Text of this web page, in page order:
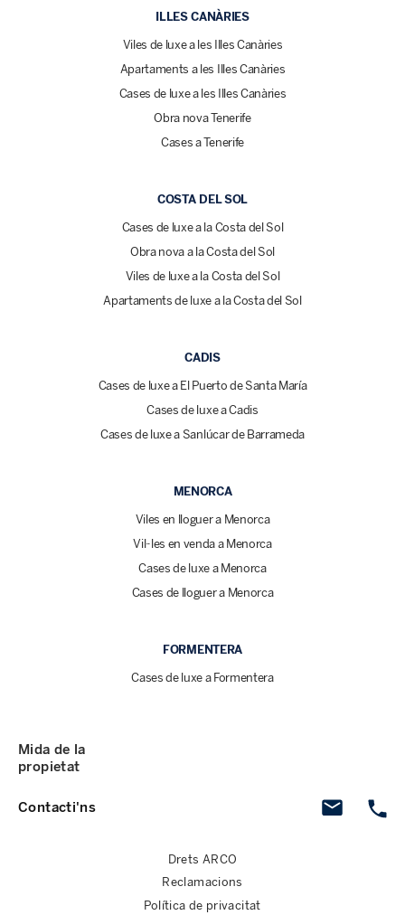
ILLES CANÀRIES
Viles de luxe a les Illes Canàries
Apartaments a les Illes Canàries
Cases de luxe a les Illes Canàries
Obra nova Tenerife
Cases a Tenerife
COSTA DEL SOL
Cases de luxe a la Costa del Sol
Obra nova a la Costa del Sol
Viles de luxe a la Costa del Sol
Apartaments de luxe a la Costa del Sol
CADIS
Cases de luxe a El Puerto de Santa María
Cases de luxe a Cadis
Cases de luxe a Sanlúcar de Barrameda
MENORCA
Viles en lloguer a Menorca
Vil·les en venda a Menorca
Cases de luxe a Menorca
Cases de lloguer a Menorca
FORMENTERA
Cases de luxe a Formentera
Contacti'ns
Mida de la
propietat
Drets ARCO
Reclamacions
Política de privacitat